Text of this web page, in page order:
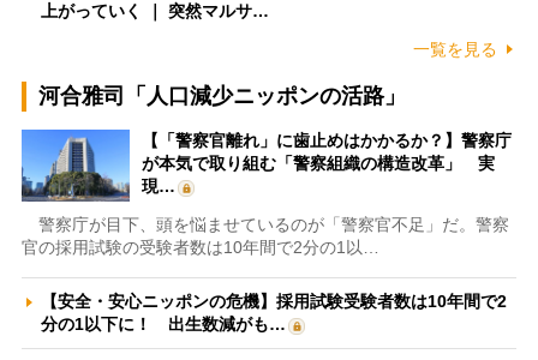
上がっていく ｜ 突然マルサ…
一覧を見る
河合雅司「人口減少ニッポンの活路」
【「警察官離れ」に歯止めはかかるか？】警察庁
が本気で取り組む「警察組織の構造改革」 実
現…
警察庁が目下、頭を悩ませているのが「警察官不足」だ。警察
官の採用試験の受験者数は10年間で2分の1以…
【安全・安心ニッポンの危機】採用試験受験者数は10年間で2
分の1以下に！ 出生数減がも…